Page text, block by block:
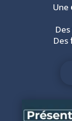
Une
Des
Des